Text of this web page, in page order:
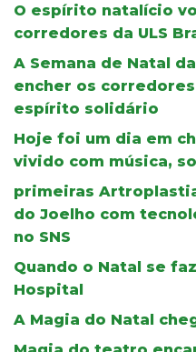
O espírito natalício
corredores da ULS
A Semana de Natal
encher os
espírito solidário
Hoje foi um dia em
vivido com música,
primeiras
do Joelho com
no SNS
Quando o Natal se
Hospital
A Magia do Natal